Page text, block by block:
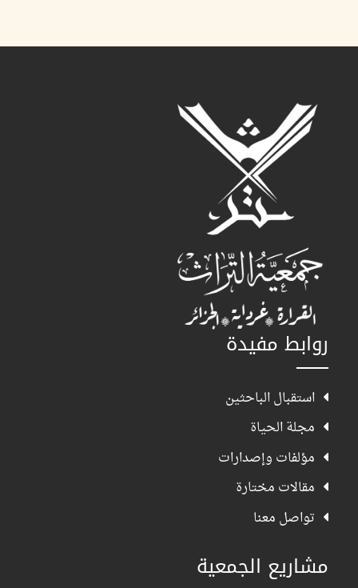
روابط مفيدة
استقبال الباحثين
مجلة الحياة
مؤلفات وإصدارات
مقالات مختارة
تواصل معنا
مشاريع الجمعية